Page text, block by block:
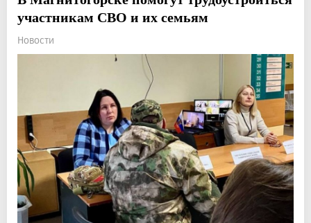
участникам СВО и их семьям
Новости